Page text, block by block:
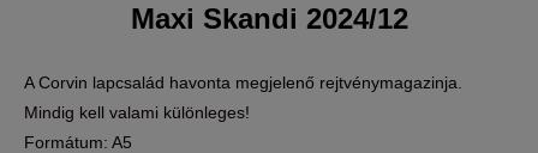
Maxi Skandi 2024/12
A Corvin lapcsalád havonta megjelenő rejtvénymagazinja.
Mindig kell valami különleges!
Formátum: A5